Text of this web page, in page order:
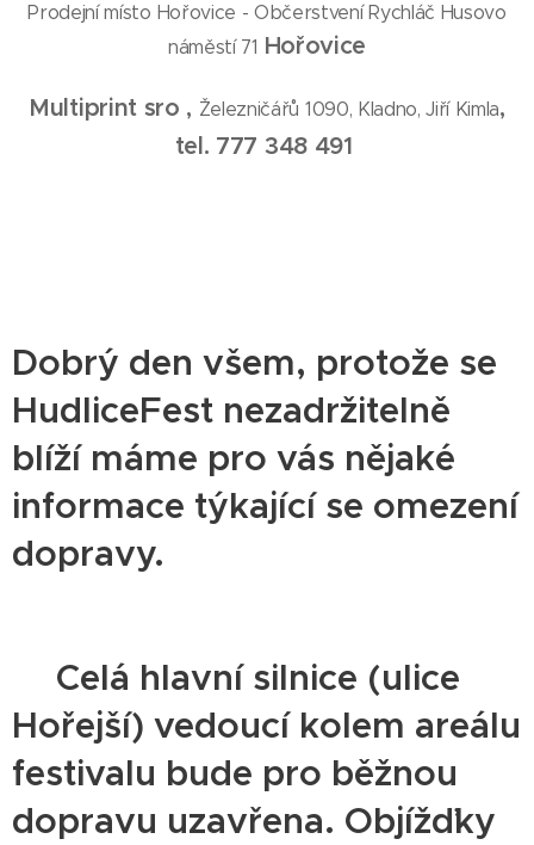
Prodejní místo Hořovice - Občerstvení Rychláč Husovo
náměstí 71 Hořovice
Multiprint sro , Železničářů 1090, Kladno, Jiří Kimla,
tel. 777 348 491
Dobrý den všem, protože se
HudliceFest nezadržitelně
blíží máme pro vás nějaké
informace týkající se omezení
dopravy.
‼️Celá hlavní silnice (ulice
Hořejší) vedoucí kolem areálu
festivalu bude pro běžnou
dopravu uzavřena. Objížďky